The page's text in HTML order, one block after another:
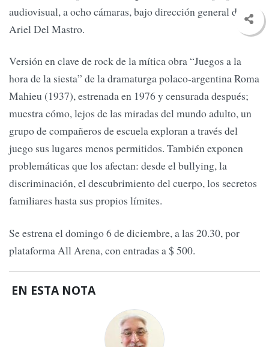
audiovisual, a ocho cámaras, bajo dirección general de
Ariel Del Mastro.
Versión en clave de rock de la mítica obra “Juegos a la
hora de la siesta” de la dramaturga polaco-argentina Roma
Mahieu (1937), estrenada en 1976 y censurada después;
muestra cómo, lejos de las miradas del mundo adulto, un
grupo de compañeros de escuela exploran a través del
juego sus lugares menos permitidos. También exponen
problemáticas que los afectan: desde el bullying, la
discriminación, el descubrimiento del cuerpo, los secretos
familiares hasta sus propios límites.
Se estrena el domingo 6 de diciembre, a las 20.30, por
plataforma All Arena, con entradas a $ 500.
EN ESTA NOTA